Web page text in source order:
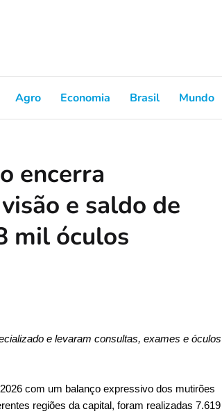
Agro Economia Brasil Mundo
encerra
e saldo de
mil óculos
e levaram consultas, exames e óculos
com um balanço expressivo dos mutirões
regiões da capital, foram realizadas 7.619